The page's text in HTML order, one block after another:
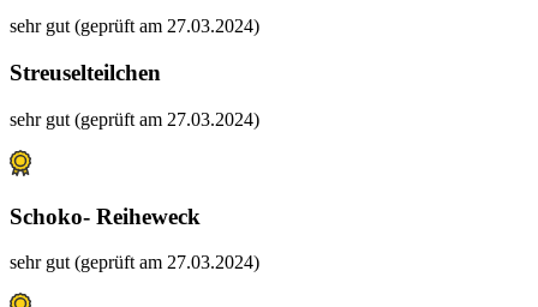
sehr gut (geprüft am 27.03.2024)
Streuselteilchen
sehr gut (geprüft am 27.03.2024)
Schoko- Reiheweck
sehr gut (geprüft am 27.03.2024)